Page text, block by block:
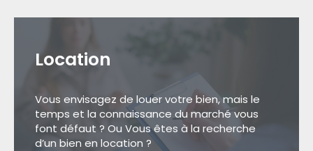
Location
Vous envisagez de louer votre bien, mais le
temps et la connaissance du marché vous
font défaut ? Ou Vous êtes à la recherche
d’un bien en location ?